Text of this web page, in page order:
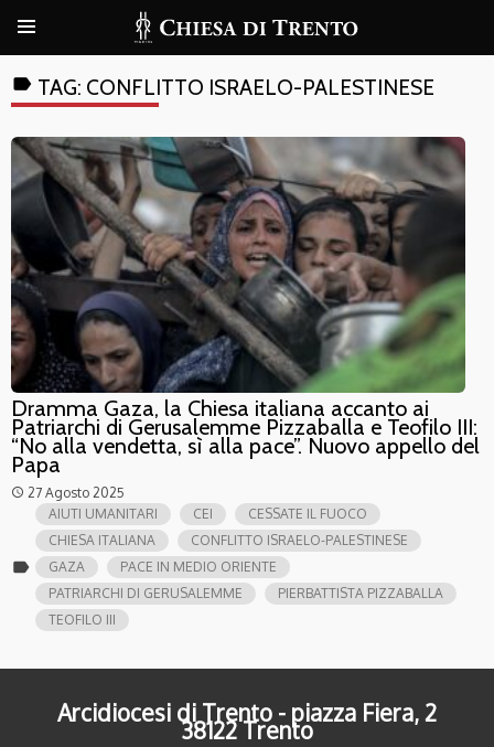
label TAG: CONFLITTO ISRAELO-PALESTINESE
Dramma Gaza, la Chiesa italiana accanto ai
Patriarchi di Gerusalemme Pizzaballa e Teofilo III:
“No alla vendetta, sì alla pace”. Nuovo appello del
Papa
access_time 27 Agosto 2025
label
AIUTI UMANITARI CEI
CESSATE IL FUOCO
CHIESA ITALIANA
CONFLITTO ISRAELO-PALESTINESE
GAZA
PACE IN MEDIO ORIENTE
PATRIARCHI DI GERUSALEMME
PIERBATTISTA PIZZABALLA
TEOFILO III
Arcidiocesi di Trento - piazza Fiera, 2
38122 Trento